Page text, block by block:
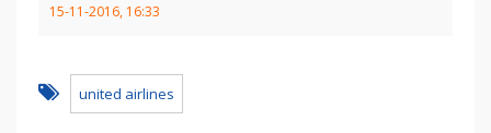
15-11-2016, 16:33
united airlines